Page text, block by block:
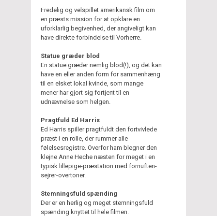
Fredelig og velspillet amerikansk film om
en præsts mission for at opklare en
uforklarlig begivenhed, der angiveligt kan
have direkte forbindelse til Vorherre.
Statue græder blod
En statue græder nemlig blod(!), og det kan
have en eller anden form for sammenhæng
til en elsket lokal kvinde, som mange
mener har gjort sig fortjent til en
udnævnelse som helgen.
Pragtfuld Ed Harris
Ed Harris spiller pragtfuldt den fortvivlede
præst i en rolle, der rummer alle
følelsesregistre. Overfor ham blegner den
klejne Anne Heche næsten for meget i en
typisk lillepige-præstation med fornuften-
sejrer-overtoner.
Stemningsfuld spænding
Der er en herlig og meget stemningsfuld
spænding knyttet til hele filmen.